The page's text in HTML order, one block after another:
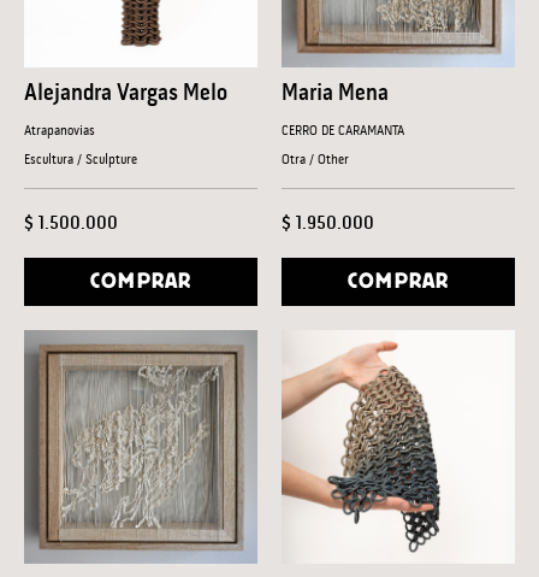
Alejandra Vargas Melo
Atrapanovias
Escultura / Sculpture
$ 1.500.000
COMPRAR
Maria Mena
CERRO DE CARAMANTA
Otra / Other
$ 1.950.000
COMPRAR